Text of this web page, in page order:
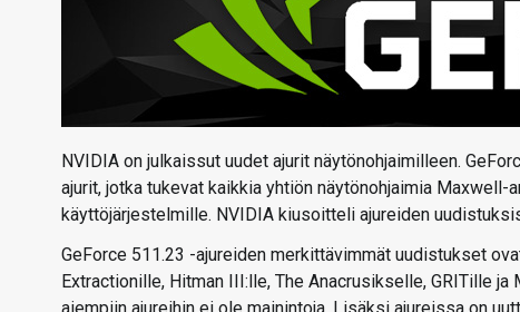
NVIDIA on julkaissut uudet ajurit näytönohjaimilleen.
ajurit, jotka tukevat kaikkia yhtiön näytönohjaimia
käyttöjärjestelmille. NVIDIA kiusoitteli ajureiden
GeForce 511.23 -ajureiden merkittävimmät uudistukset
Extractionille, Hitman III:lle, The Anacrusikselle, GRITille